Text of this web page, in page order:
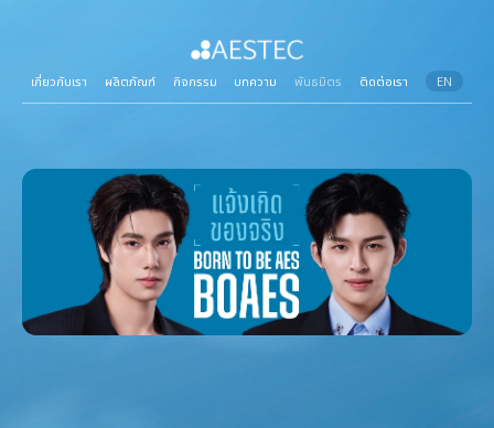
เกี่ยวกับเรา ผลิตภัณฑ์ กิจกรรม บทความ พันธมิตร ติดต่อเรา EN